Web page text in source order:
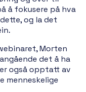
å fokusere på hva
og la det
Morten
det å ha
også opptatt av
menneskelige